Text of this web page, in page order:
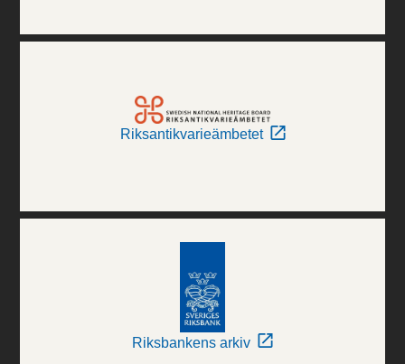
Riksantikvarieämbetet
Riksbankens arkiv